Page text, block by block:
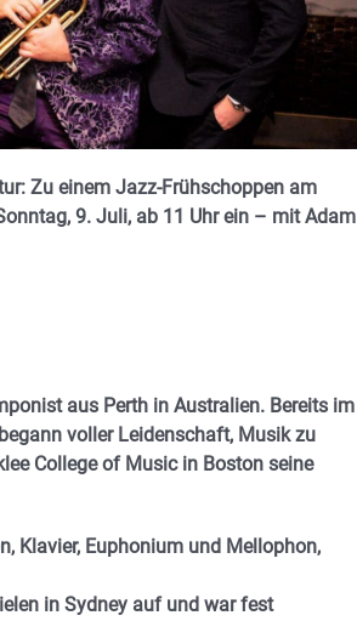
Zu einem Jazz-Frühschoppen am
9. Juli, ab 11 Uhr ein – mit Adam
aus Perth in Australien. Bereits im
voller Leidenschaft, Musik zu
College of Music in Boston seine
Klavier, Euphonium und Mellophon,
in Sydney auf und war fest